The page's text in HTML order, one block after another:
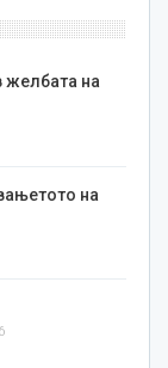
желбата на
на